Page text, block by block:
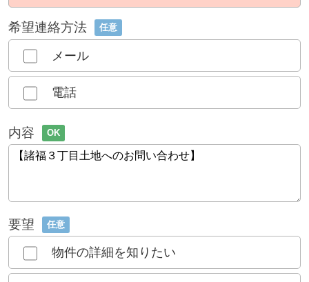
希望連絡方法 任意
メール
電話
内容 OK
要望 任意
物件の詳細を知りたい